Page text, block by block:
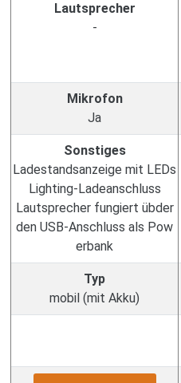
Lautsprecher
-
Mikrofon
Ja
Sonstiges
Ladestandsanzeige mit LEDs
Lighting-Ladeanschluss
Lautsprecher fungiert übder
den USB-Anschluss als Pow
erbank
Typ
mobil (mit Akku)